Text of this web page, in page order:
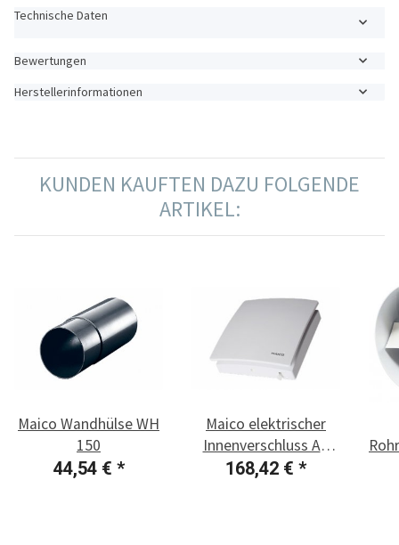
Technische Daten
Bewertungen
Herstellerinformationen
KUNDEN KAUFTEN DAZU FOLGENDE
ARTIKEL:
Maico Wandhülse WH
150
44,54 € *
Maico elektrischer
Innenverschluss AE
15/1
168,42 € *